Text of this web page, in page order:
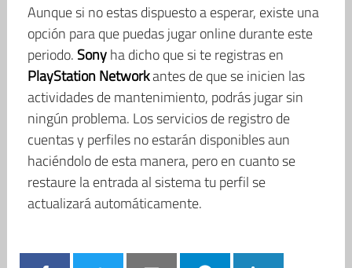
Aunque si no estas dispuesto a esperar, existe una
opción para que puedas jugar online durante este
periodo. Sonyha dicho que si te registras en
PlayStation Networkantes de que se inicien las
actividades de mantenimiento, podrás jugar sin
ningún problema. Los servicios de registro de
cuentas y perfiles no estarán disponibles aun
haciéndolo de esta manera, pero en cuanto se
restaure la entrada al sistema tu perfil se
actualizará automáticamente.